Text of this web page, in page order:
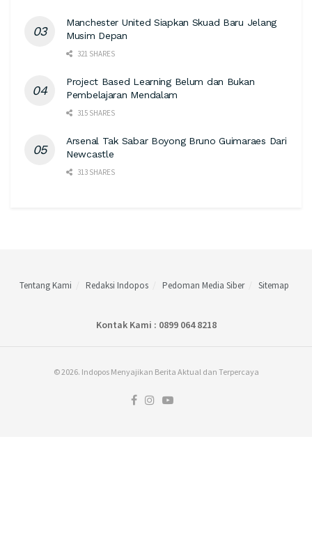
Manchester United Siapkan Skuad Baru Jelang
Musim Depan
321 SHARES
Project Based Learning Belum dan Bukan
Pembelajaran Mendalam
315 SHARES
Arsenal Tak Sabar Boyong Bruno Guimaraes Dari
Newcastle
313 SHARES
Tentang Kami Redaksi Indopos Pedoman Media Siber Sitemap
Kontak Kami : 0899 064 8218
© 2026. Indopos Menyajikan Berita Aktual dan Terpercaya